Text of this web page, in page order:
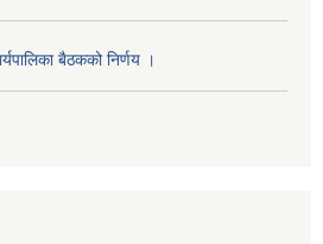
बैठकको निर्णय ।